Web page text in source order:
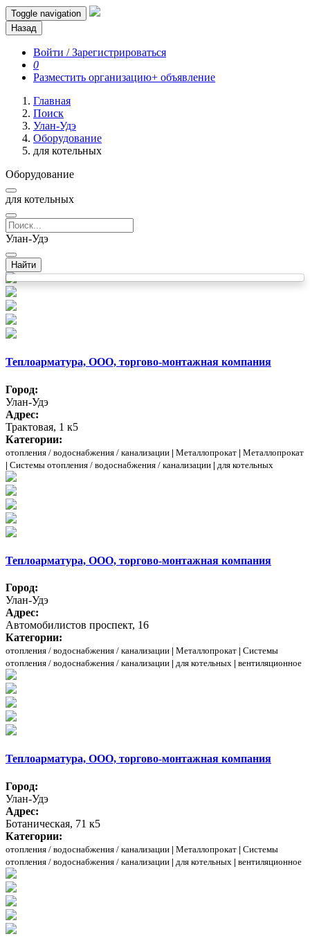
Toggle navigation
Назад
Войти / Зарегистрироваться
0
Разместить организацию+ объявление
Главная
Поиск
Улан-Удэ
Оборудование
для котельных
Оборудование
для котельных
Улан-Удэ
Найти
Теплоарматура, ООО, торгово-монтажная компания
Город:
Улан-Удэ
Адрес:
Трактовая, 1 к5
Категории:
отопления / водоснабжения / канализации | Металлопрокат | Металлопрокат
| Системы отопления / водоснабжения / канализации | для котельных
Теплоарматура, ООО, торгово-монтажная компания
Город:
Улан-Удэ
Адрес:
Автомобилистов проспект, 16
Категории:
отопления / водоснабжения / канализации | Металлопрокат | Системы
отопления / водоснабжения / канализации | для котельных | вентиляционное
Теплоарматура, ООО, торгово-монтажная компания
Город:
Улан-Удэ
Адрес:
Ботаническая, 71 к5
Категории:
отопления / водоснабжения / канализации | Металлопрокат | Системы
отопления / водоснабжения / канализации | для котельных | вентиляционное